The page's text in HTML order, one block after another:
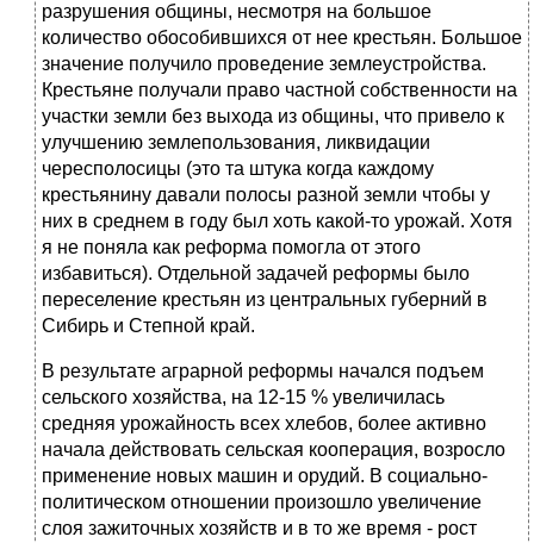
разрушения общины, несмотря на большое
количество обособившихся от нее крестьян. Большое
значение получило проведение землеустройства.
Крестьяне получали право частной собственности на
участки земли без выхода из общины, что привело к
улучшению землепользования, ликвидации
чересполосицы (это та штука когда каждому
крестьянину давали полосы разной земли чтобы у
них в среднем в году был хоть какой-то урожай. Хотя
я не поняла как реформа помогла от этого
избавиться). Отдельной задачей реформы было
переселение крестьян из центральных губерний в
Сибирь и Степной край.
В результате аграрной реформы начался подъем
сельского хозяйства, на 12-15 % увеличилась
средняя урожайность всех хлебов, более активно
начала действовать сельская кооперация, возросло
применение новых машин и орудий. В социально-
политическом отношении произошло увеличение
слоя зажиточных хозяйств и в то же время - рост